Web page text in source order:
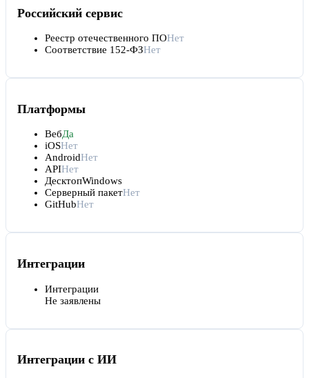
Российский сервис
Реестр отечественного ПОНет
Соответствие 152-ФЗНет
Платформы
ВебДа
iOSНет
AndroidНет
APIНет
ДесктопWindows
Серверный пакетНет
GitHubНет
Интеграции
Интеграции
Не заявлены
Интеграции с ИИ